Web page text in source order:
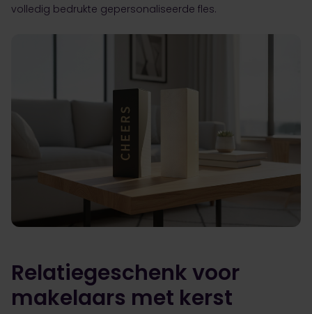
volledig bedrukte gepersonaliseerde fles.
Relatiegeschenk voor
makelaars met kerst